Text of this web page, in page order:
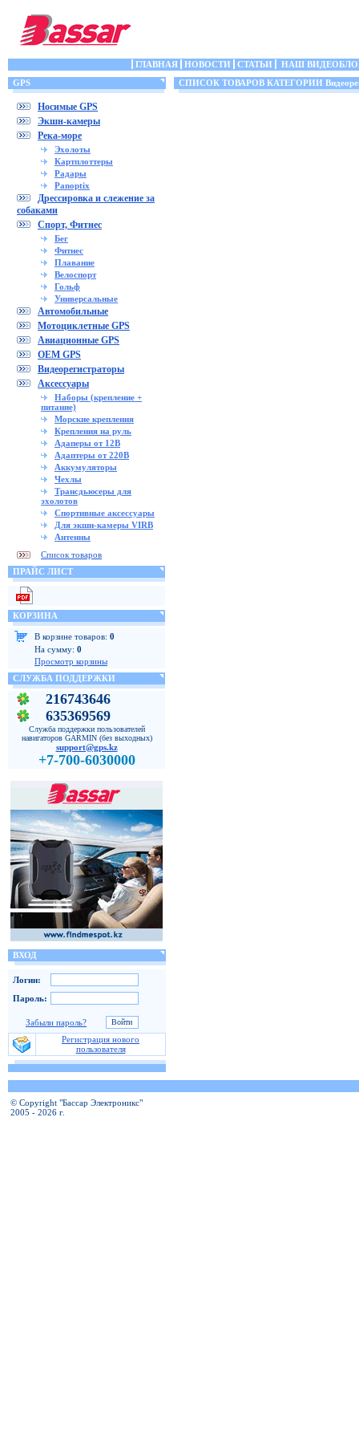
ГЛАВНАЯ НОВОСТИ СТАТЬИ
НАШ
GPS
Носимые GPS
Экшн-камеры
Река-море
Эхолоты
Картплоттеры
Радары
Panoptix
Дрессировка и слежение за
собаками
Спорт, Фитнес
Бег
Фитнес
Плавание
Велоспорт
Гольф
Универсальные
Автомобильные
Мотоциклетные GPS
Авиационные GPS
OEM GPS
Видеорегистраторы
Аксессуары
Наборы (крепление +
питание)
Морские крепления
Крепления на руль
Адаперы от 12В
Адаптеры от 220В
Аккумуляторы
Чехлы
Трансдьюсеры для
эхолотов
Спортивные аксессуары
Для экшн-камеры VIRB
Антенны
Список товаров
ПРАЙС ЛИСТ
КОРЗИНА
В корзине товаров: 0
На сумму: 0
Просмотр корзины
СЛУЖБА ПОДДЕРЖКИ
216743646
635369569
Служба поддержки пользователей
навигаторов GARMIN (без выходных)
support@gps.kz
+7-700-6030000
ВХОД
Логин:
Пароль:
Забыли пароль?
Регистрация нового
пользователя
СПИСОК ТОВАРОВ КАТЕГОРИИ
© Copyright "Бассар Электроникс"
2005 - 2026 г.